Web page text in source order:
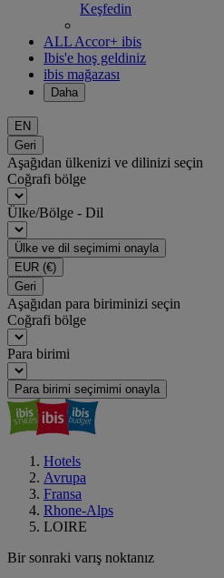
Keşfedin
ALL Accor+ ibis
Ibis'e hoş geldiniz
ibis mağazası
Daha
EN
Geri
Aşağıdan ülkenizi ve dilinizi seçin
Coğrafi bölge
Ülke/Bölge - Dil
Ülke ve dil seçimimi onayla
EUR (€)
Geri
Aşağıdan para biriminizi seçin
Coğrafi bölge
Para birimi
Para birimi seçimimi onayla
Hotels
Avrupa
Fransa
Rhone-Alps
LOIRE
Bir sonraki varış noktanız